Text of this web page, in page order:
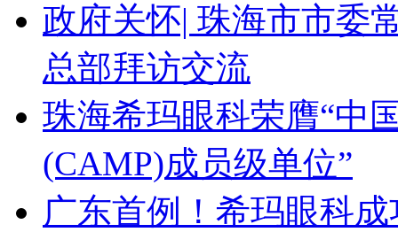
政府关怀| 珠海市市委
总部拜访交流
珠海希玛眼科荣膺“中
(CAMP)成员级单位”
广东首例！希玛眼科